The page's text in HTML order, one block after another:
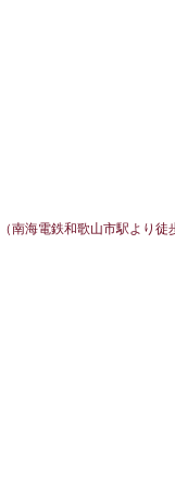
（南海電鉄和歌山市駅より徒